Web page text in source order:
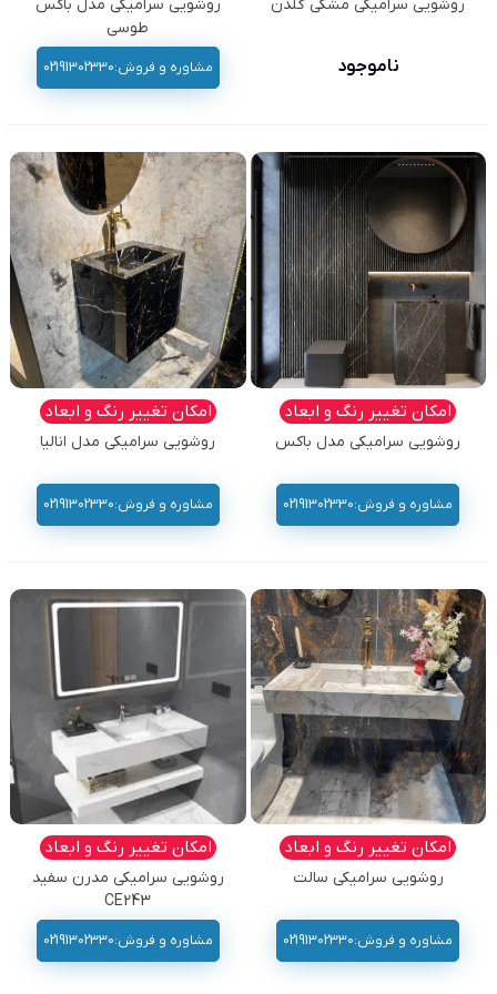
روشویی سرامیکی مشکی گلدن
ناموجود
روشویی سرامیکی مدل باکس
طوسی
مشاوره و فروش:02191302330
امکان تغییر رنگ و ابعاد
روشویی سرامیکی مدل باکس
مشاوره و فروش:02191302330
امکان تغییر رنگ و ابعاد
روشویی سرامیکی مدل انالیا
مشاوره و فروش:02191302330
امکان تغییر رنگ و ابعاد
روشویی سرامیکی سالت
مشاوره و فروش:02191302330
امکان تغییر رنگ و ابعاد
روشویی سرامیکی مدرن سفید
CE243
مشاوره و فروش:02191302330